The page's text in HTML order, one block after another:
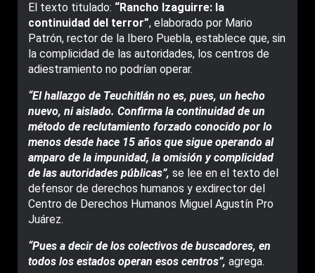
El texto titulado: “Rancho Izaguirre: la
continuidad del terror”, elaborado por Mario
Patrón, rector de la Ibero Puebla, establece que, sin
la complicidad de las autoridades, los centros de
adiestramiento no podrían operar.
“El hallazgo de Teuchitlán no es, pues, un hecho
nuevo, ni aislado. Confirma la continuidad de un
método de reclutamiento forzado conocido por lo
menos desde hace 15 años que sigue operando al
amparo de la impunidad, la omisión y complicidad
de las autoridades públicas”, se lee en el texto del
defensor de derechos humanos y exdirector del
Centro de Derechos Humanos Miguel Agustín Pro
Juárez.
“Pues a decir de los colectivos de buscadores, en
todos los estados operan esos centros”, agrega.